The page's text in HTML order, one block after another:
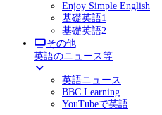
Enjoy Simple English
基礎英語1
基礎英語2
その他
英語のニュース等
英語ニュース
BBC Learning
YouTubeで英語